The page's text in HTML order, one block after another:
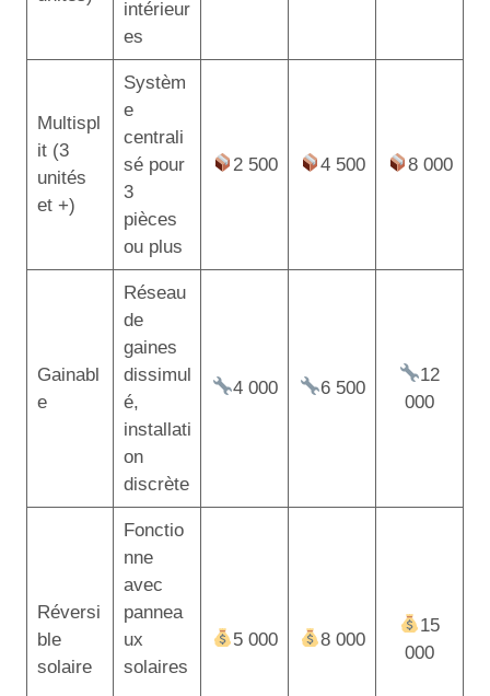
intérieur
es
Multispl
it (3
unités
et +)
Systèm
e
centrali
sé pour
3
pièces
ou plus
2 500 4 500 8 000
Gainabl
e
Réseau
de
gaines
dissimul
é,
installati
on
discrète
4 000 6 500
12
000
Réversi
ble
solaire
Fonctio
nne
avec
pannea
ux
solaires
5 000 8 000
15
000